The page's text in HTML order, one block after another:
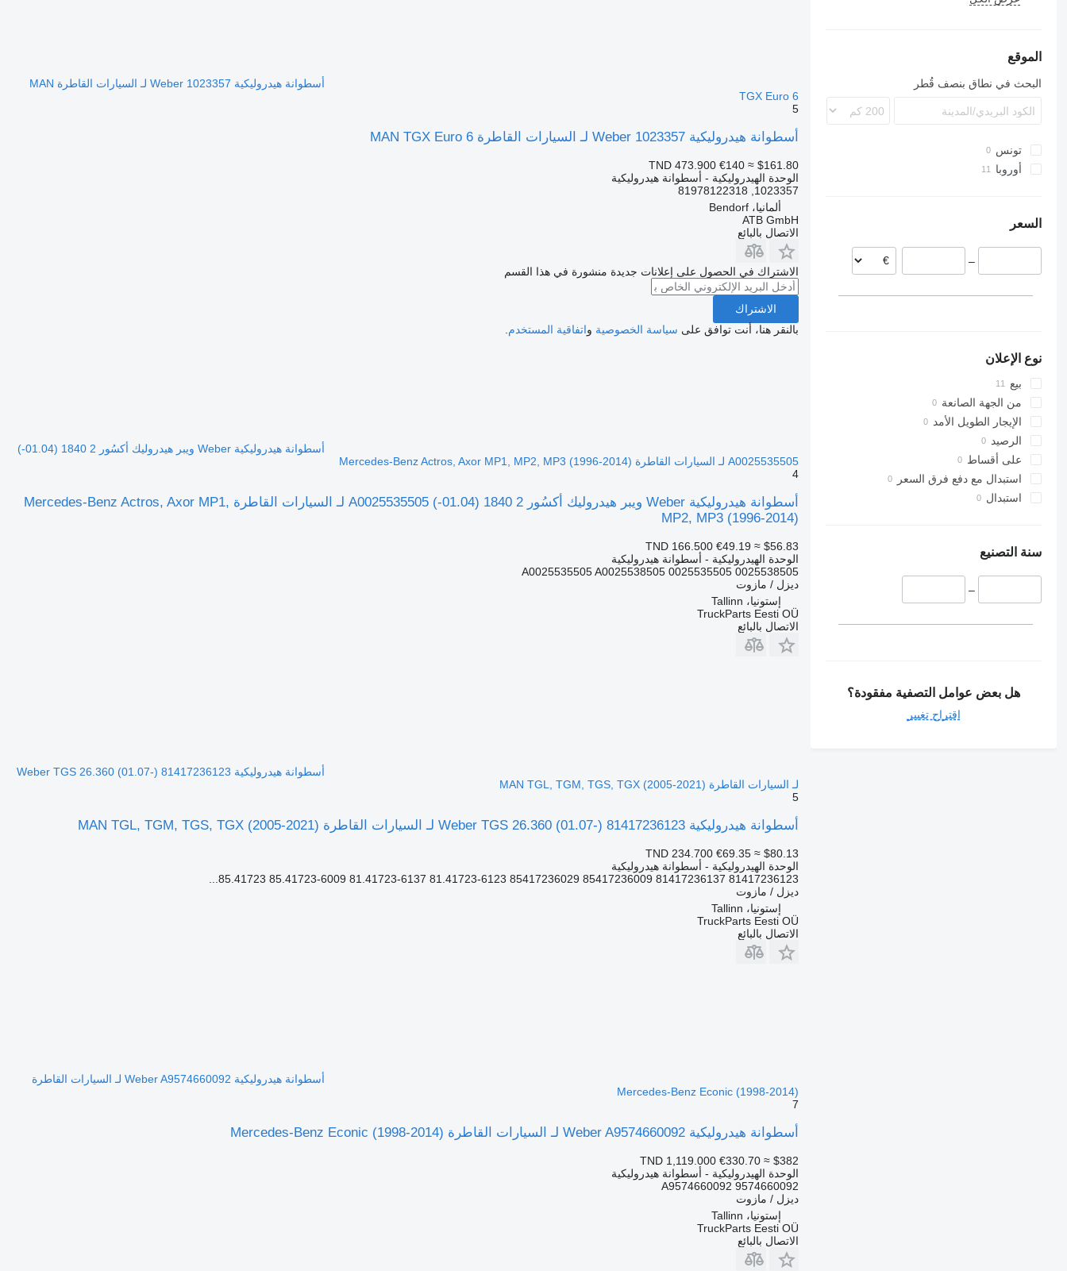
الموقع
البحث في نطاق بنصف قُطر
تونس
أوروبا
السعر
–
نوع الإعلان
بيع
من الجهة الصانعة
الإيجار الطويل الأمد
الرصيد
على أقساط
استبدال مع دفع فرق السعر
استبدال
سنة التصنيع
–
هل بعض عوامل التصفية مفقودة؟
اقتراح تغيير
أسطوانة هيدروليكية Weber 1023357 لـ السيارات القاطرة MAN
TGX Euro 6
5
أسطوانة هيدروليكية Weber 1023357 لـ السيارات القاطرة MAN TGX Euro 6
TND 473.900 €140 ≈ $161.80
الوحدة الهيدروليكية - أسطوانة هيدروليكية
1023357, 81978122318
ألمانيا، Bendorf
ATB GmbH
الاتصال بالبائع
الاشتراك في الحصول على إعلانات جديدة منشورة في هذا القسم
الاشتراك
بالنقر هنا، أنت توافق على سياسة الخصوصية واتفاقية المستخدم
أسطوانة هيدروليكية Weber ويبر هيدروليك أكسُور 2 1840 (01.04-)
A0025535505 لـ السيارات القاطرة Mercedes-Benz Actros, Axor MP1, MP2, MP3 (1996-2014)
4
أسطوانة هيدروليكية Weber ويبر هيدروليك أكسُور 2 1840 (01.04-) A0025535505 لـ السيارات القاطرة Mercedes-Benz Actros, Axor MP1,
MP2, MP3 (1996-2014)
TND 166.500 €49.19 ≈ $56.83
الوحدة الهيدروليكية - أسطوانة هيدروليكية
A0025535505 A0025538505 0025535505 0025538505
ديزل / مازوت
إستونيا، Tallinn
TruckParts Eesti OÜ
الاتصال بالبائع
أسطوانة هيدروليكية Weber TGS 26.360 (01.07-) 81417236123
لـ السيارات القاطرة MAN TGL, TGM, TGS, TGX (2005-2021)
5
أسطوانة هيدروليكية Weber TGS 26.360 (01.07-) 81417236123 لـ السيارات القاطرة MAN TGL, TGM, TGS, TGX (2005-2021)
TND 234.700 €69.35 ≈ $80.13
الوحدة الهيدروليكية - أسطوانة هيدروليكية
81417236123 81417236137 85417236009 85417236029 81.41723-6123 81.41723-6137 85.41723-6009 85.41723...
ديزل / مازوت
إستونيا، Tallinn
TruckParts Eesti OÜ
الاتصال بالبائع
أسطوانة هيدروليكية Weber A9574660092 لـ السيارات القاطرة
Mercedes-Benz Econic (1998-2014)
7
أسطوانة هيدروليكية Weber A9574660092 لـ السيارات القاطرة Mercedes-Benz Econic (1998-2014)
TND 1,119.000 €330.70 ≈ $382
الوحدة الهيدروليكية - أسطوانة هيدروليكية
A9574660092 9574660092
ديزل / مازوت
إستونيا، Tallinn
TruckParts Eesti OÜ
الاتصال بالبائع